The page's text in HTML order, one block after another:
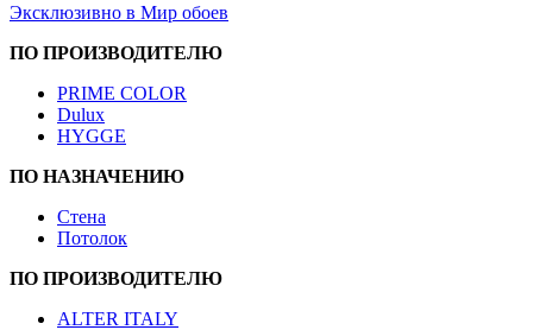
Эксклюзивно в Мир обоев
ПО ПРОИЗВОДИТЕЛЮ
PRIME COLOR
Dulux
HYGGE
ПО НАЗНАЧЕНИЮ
Стена
Потолок
ПО ПРОИЗВОДИТЕЛЮ
ALTER ITALY